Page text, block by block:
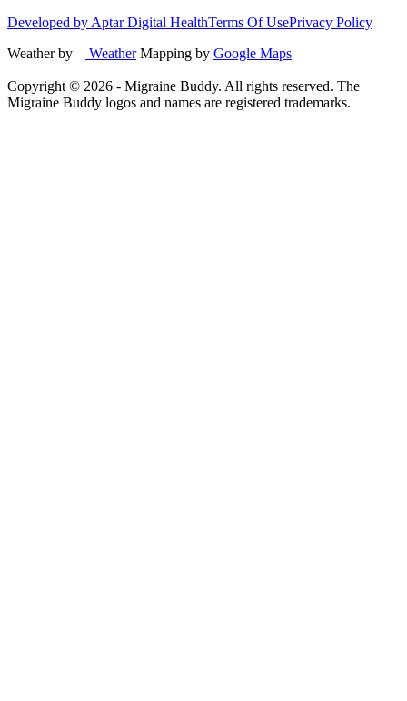
Developed by Aptar Digital HealthTerms Of UsePrivacy Policy
Weather by
WeatherMapping by Google Maps
Copyright © 2026 - Migraine Buddy. All rights reserved. The
Migraine Buddy logos and names are registered trademarks.